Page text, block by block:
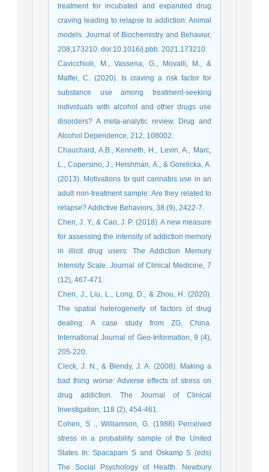
treatment for incubated and expanded drug
craving leading to relapse to addiction: Animal
models. Journal of Biochemistry and Behavior,
208,173210. doi:10.1016/j.pbb. 2021.173210.
Cavicchioli, M., Vassena, G., Movalli, M., &
Maffei, C. (2020). Is craving a risk factor for
substance use among treatment-seeking
individuals with alcohol and other drugs use
disorders? A meta-analytic review. Drug and
Alcohol Dependence, 212, 108002.
Chauchard, A.B., Kenneth, H., Levin, A., Marc,
L., Copersino, J., Heishman, A., & Gorelicka, A.
(2013). Motivations to quit cannabis use in an
adult non-treatment sample: Are they related to
relapse? Addictive Behaviors, 38 (9), 2422-7.
Chen, J. Y., & Cao, J. P. (2018). A new measure
for assessing the intensity of addiction memory
in illicit drug users: The Addiction Memory
Intensity Scale. Journal of Clinical Medicine, 7
(12), 467-471.
Chen, J., Liu, L., Long, D., & Zhou, H. (2020).
The spatial heterogeneity of factors of drug
dealing: A case study from ZG, China.
International Journal of Geo-Information, 9 (4),
205-220.
Cleck, J. N., & Blendy, J. A. (2008). Making a
bad thing worse: Adverse effects of stress on
drug addiction. The Journal of Clinical
Investigation, 118 (2), 454-461.
Cohen, S ., Williamson, G. (1988) Perceived
stress in a probability sample of the United
States In: Spacapam S and Oskamp S (eds)
The Social Psychology of Health. Newbury